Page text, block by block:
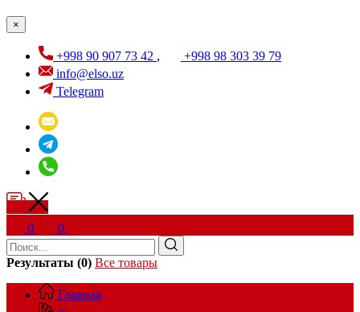
×
+998 90 907 73 42 ,
+998 98 303 39 79
info@elso.uz
Telegram
0 0
Результаты (0) Все товары
Главная